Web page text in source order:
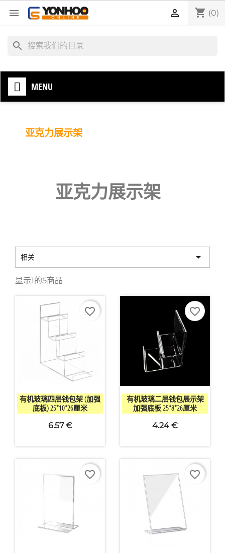
 shopping_cart (0)

search
MENU
亚克力展示架
亚克力展示架
相关 
显示1的5商品
快速查看
有机玻璃四层钱包架 (加强
底板) 25*10*26厘米
6.57 €
favorite_border
快速查看
有机玻璃二层钱包展示架
加强底板 25*8*26厘米
4.24 €
favorite_border
favorite_border favorite_border